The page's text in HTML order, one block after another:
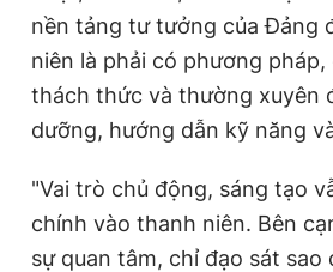
Hotline
0906 645 777
Liên hệ
0908
Đặt báo Quảng cáo RSS Tòa
Tổng biên tập: Nguyễn Ngọc Toàn
Phó tổng biên tập thường trực: Hải
Phó tổng biên tập: Lâm Hiếu Dũng
Phó tổng biên tập: Trần Việt Hưng
nền tảng tư tưởng của Đảng
niên là phải có phương pháp,
thách thức và thường xuyên
dưỡng, hướng dẫn kỹ năng
"Vai trò chủ động, sáng tạo
chính vào thanh niên. Bên
sự quan tâm, chỉ đạo sát sao